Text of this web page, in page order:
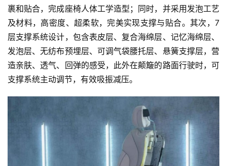
裹和贴合，完成座椅人体工学造型；同时，并采用发泡工艺
及材料，高密度、超柔软，完美实现支撑与贴合。其次，7
层支撑系统设计，包含表皮层、复合海绵层、记忆海绵层、
发泡层、无纺布预埋层、可调气袋腰托层、悬簧支撑层，营
造亲肤、透气、回弹的感受，此外在颠簸的路面行驶时，可
支撑系统主动调节，有效吸振减压。